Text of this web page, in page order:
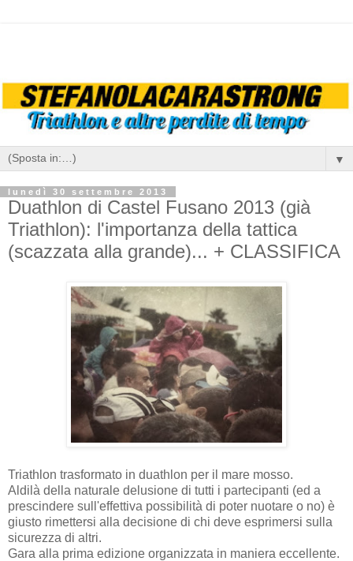
▼
lunedì 30 settembre 2013
Duathlon di Castel Fusano 2013 (già
Triathlon): l'importanza della tattica
(scazzata alla grande)... + CLASSIFICA
Triathlon trasformato in duathlon per il mare mosso.
Aldilà della naturale delusione di tutti i partecipanti (ed a
prescindere sull'effettiva possibilità di poter nuotare o no) è
giusto rimettersi alla decisione di chi deve esprimersi sulla
sicurezza di altri.
Gara alla prima edizione organizzata in maniera eccellente.